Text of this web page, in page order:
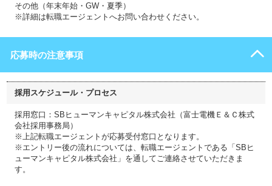
その他（年末年始・GW・夏季）
※詳細は転職エージェントへお問い合わせください。
応募時の注意事項
採用スケジュール・プロセス
採用窓口：SBヒューマンキャピタル株式会社（富士電機Ｅ＆Ｃ株式
会社採用事務局）
※上記転職エージェントが応募受付窓口となります。
※エントリー後の流れについては、転職エージェントである「SBヒ
ューマンキャピタル株式会社」を通してご連絡させていただきま
す。